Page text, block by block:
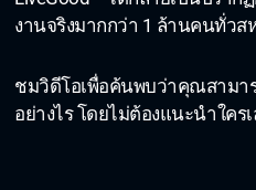
งานจริงมากกว่า 1 ล้านคนทั่วส
ชมวิดีโอเพื่อค้นพบว่าคุณสามา
อย่างไร โดยไม่ต้องแนะนำใคร